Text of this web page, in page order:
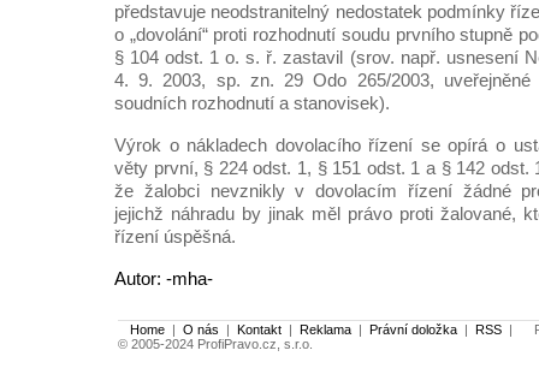
představuje neodstranitelný nedostatek podmínky
o „dovolání“ proti rozhodnutí soudu prvního stupně
§ 104 odst. 1 o. s. ř. zastavil (srov. např. usnesení
4. 9. 2003, sp. zn. 29 Odo 265/2003,
soudních rozhodnutí a stanovisek).
Výrok o nákladech dovolacího řízení se opírá o
věty první, § 224 odst. 1, § 151 odst. 1 a § 142 odst.
že žalobci nevznikly v dovolacím řízení žádné
jejichž náhradu by jinak měl právo proti žalované,
řízení úspěšná.
Autor: -mha-
Home | O nás | Kontakt | Reklama | Právní doložka | RSS |
© 2005-2024 ProfiPravo.cz, s.r.o.